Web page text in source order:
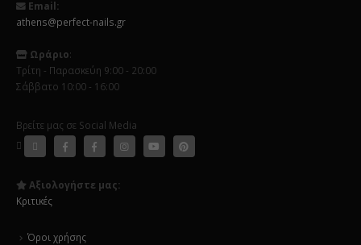
Email:
athens@perfect-nails.gr
Ωράριο:
Τρίτη - Παρασκεύη 9:00 - 20:00
Σάββατο 10:00 - 16:00
Βρείτε μας σε Social Media
Αξιολογήστε μας:
Κριτικές
Όροι χρήσης